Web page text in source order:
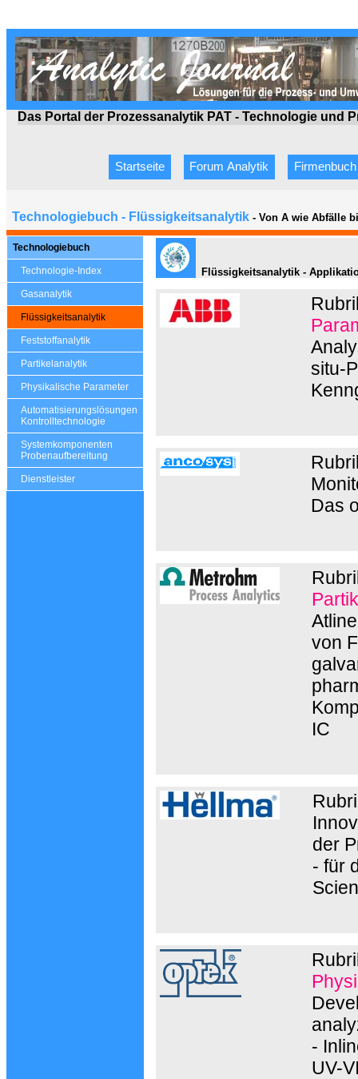
Das Portal der Prozessanalytik PAT - Technologie und
Startseite Forum Analytik Firmenbuch
Technologiebuch - Flüssigkeitsanalytik - Von A wie Abfälle
Technologiebuch
Technologie-Index
Gasanalytik
Flüssigkeitsanalytik
Feststoffanalytik
Partikelanalytik
Physikalische Parameter
Automatisierungslösungen
Kontrolltechnologie
Systemkomponenten
Probenaufbereitung
Dienstleister
Flüssigkeitsanalytik -
situ-
Das
von
IC
der
- für
-
UV-